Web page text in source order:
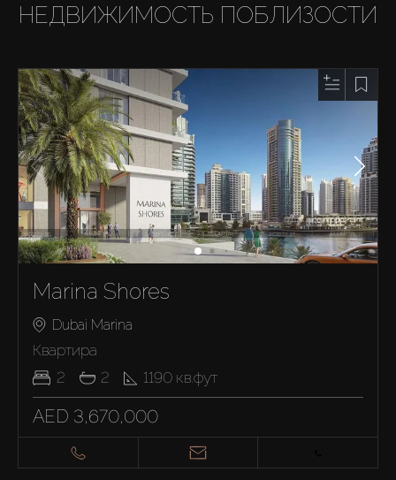
НЕДВИЖИМОСТЬ ПОБЛИЗОСТИ
Marina Shores
Dubai Marina
Квартира
2
2 1190 кв.фут
AED 3,670,000